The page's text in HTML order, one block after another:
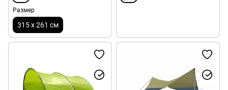
Размер
315 х 261 см